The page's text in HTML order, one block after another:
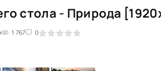
стола - Природа
1 767 0
3 4 5